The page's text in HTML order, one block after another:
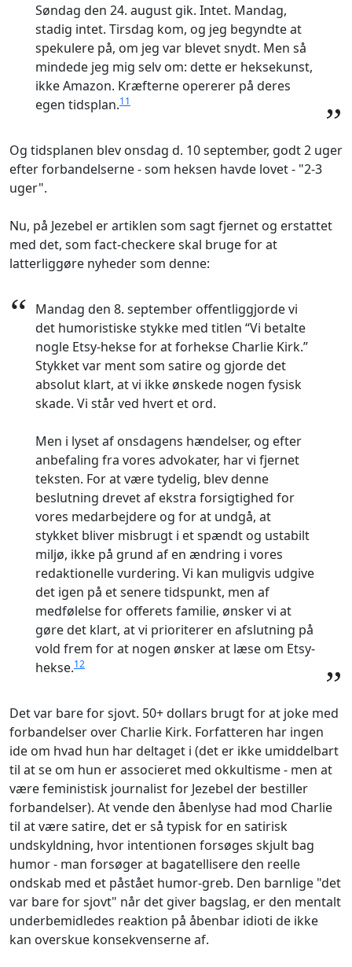
Søndag den 24. august gik. Intet. Mandag,
stadig intet. Tirsdag kom, og jeg begyndte at
spekulere på, om jeg var blevet snydt. Men så
mindede jeg mig selv om: dette er heksekunst,
ikke Amazon. Kræfterne opererer på deres
egen tidsplan.11 ”
Og tidsplanen blev onsdag d. 10 september, godt 2 uger
efter forbandelserne - som heksen havde lovet - "2-3
uger".
Nu, på Jezebel er artiklen som sagt fjernet og erstattet
med det, som fact-checkere skal bruge for at
latterliggøre nyheder som denne:
“ Mandag den 8. september offentliggjorde vi
det humoristiske stykke med titlen “Vi betalte
nogle Etsy-hekse for at forhekse Charlie Kirk.”
Stykket var ment som satire og gjorde det
absolut klart, at vi ikke ønskede nogen fysisk
skade. Vi står ved hvert et ord.
Men i lyset af onsdagens hændelser, og efter
anbefaling fra vores advokater, har vi fjernet
teksten. For at være tydelig, blev denne
beslutning drevet af ekstra forsigtighed for
vores medarbejdere og for at undgå, at
stykket bliver misbrugt i et spændt og ustabilt
miljø, ikke på grund af en ændring i vores
redaktionelle vurdering. Vi kan muligvis udgive
det igen på et senere tidspunkt, men af
medfølelse for offerets familie, ønsker vi at
gøre det klart, at vi prioriterer en afslutning på
vold frem for at nogen ønsker at læse om Etsy-
hekse.12 ”
Det var bare for sjovt. 50+ dollars brugt for at joke med
forbandelser over Charlie Kirk. Forfatteren har ingen
ide om hvad hun har deltaget i (det er ikke umiddelbart
til at se om hun er associeret med okkultisme - men at
være feministisk journalist for Jezebel der bestiller
forbandelser). At vende den åbenlyse had mod Charlie
til at være satire, det er så typisk for en satirisk
undskyldning, hvor intentionen forsøges skjult bag
humor - man forsøger at bagatellisere den reelle
ondskab med et påstået humor-greb. Den barnlige "det
var bare for sjovt" når det giver bagslag, er den mentalt
underbemidledes reaktion på åbenbar idioti de ikke
kan overskue konsekvenserne af.